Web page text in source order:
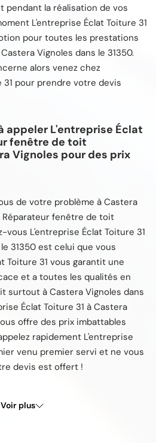
pendant la réalisation de vos
L'entreprise Éclat Toiture 31
pour toutes les prestations
Vignoles dans le 31350.
alors venez chez
31 pour prendre votre devis
appeler L'entreprise Éclat
fenêtre de toit
Vignoles pour des prix
de votre problème à Castera
Réparateur fenêtre de toit
vous L'entreprise Éclat Toiture 31
31350 est celui que vous
Toiture 31 vous garantit une
et a toutes les qualités en
surtout à Castera Vignoles dans
Éclat Toiture 31 à Castera
offre des prix imbattables
rapidement L'entreprise
venu premier servi et ne vous
devis est offert !
Voir plus